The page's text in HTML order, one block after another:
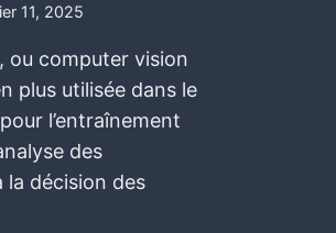
11, 2025
ou computer vision
plus utilisée dans le
l’entraînement
des
la décision des